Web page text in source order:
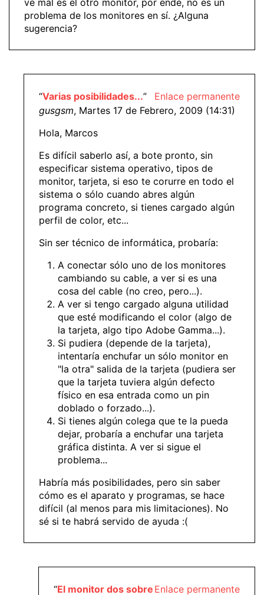
problema de los monitores en sí. ¿Alguna
sugerencia?
Enlace permanente
“Varias posibilidades...”
gusgsm, Martes 17 de Febrero, 2009 (14:31)
Hola, Marcos
Es difícil saberlo así, a bote pronto, sin
especificar sistema operativo, tipos de
monitor, tarjeta, si eso te corurre en todo el
sistema o sólo cuando abres algún
programa concreto, si tienes cargado algún
perfil de color, etc...
Sin ser técnico de informática, probaría:
A conectar sólo uno de los monitores
cambiando su cable, a ver si es una
cosa del cable (no creo, pero...).
A ver si tengo cargado alguna utilidad
que esté modificando el color (algo de
la tarjeta, algo tipo Adobe Gamma...).
Si pudiera (depende de la tarjeta),
intentaría enchufar un sólo monitor en
"la otra" salida de la tarjeta (pudiera ser
que la tarjeta tuviera algún defecto
físico en esa entrada como un pin
doblado o forzado...).
Si tienes algún colega que te la pueda
dejar, probaría a enchufar una tarjeta
gráfica distinta. A ver si sigue el
problema...
Habría más posibilidades, pero sin saber
cómo es el aparato y programas, se hace
difícil (al menos para mis limitaciones). No
sé si te habrá servido de ayuda :(
Enlace permanente
“El monitor dos sobre